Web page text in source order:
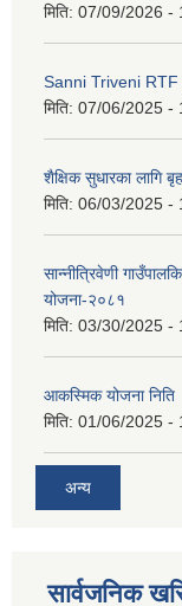
मिति: 07/09/2026 -
Sanni Triveni
मिति: 07/06/2025 -
शैक्षिक सुधारका लागि
मिति: 06/03/2025 -
सान्नीत्रिवेणी
योजना-२०८१
मिति: 03/30/2025 -
आकस्मिक योजना निति
मिति: 01/06/2025 -
अन्य
सार्वजनिक